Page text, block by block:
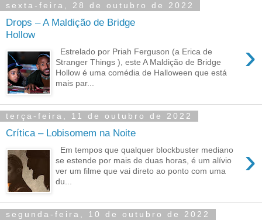
sexta-feira, 28 de outubro de 2022
Drops – A Maldição de Bridge
Hollow
›
Estrelado por Priah Ferguson (a Erica de
Stranger Things ), este A Maldição de Bridge
Hollow é uma comédia de Halloween que está
mais par...
terça-feira, 11 de outubro de 2022
Crítica – Lobisomem na Noite
›
Em tempos que qualquer blockbuster mediano
se estende por mais de duas horas, é um alívio
ver um filme que vai direto ao ponto com uma
du...
segunda-feira, 10 de outubro de 2022